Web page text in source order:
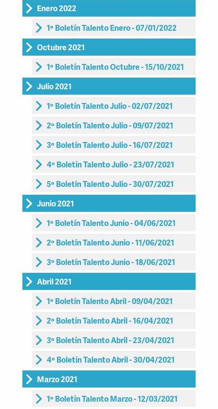
Enero 2022
1º Boletín Talento Enero - 07/01/2022
Octubre 2021
1º Boletín Talento Octubre - 15/10/2021
Julio 2021
1º Boletín Talento Julio - 02/07/2021
2º Boletín Talento Julio - 09/07/2021
3º Boletín Talento Julio - 16/07/2021
4º Boletín Talento Julio - 23/07/2021
5º Boletín Talento Julio - 30/07/2021
Junio 2021
1º Boletín Talento Junio - 04/06/2021
2º Boletín Talento Junio - 11/06/2021
3º Boletín Talento Junio - 18/06/2021
Abril 2021
1º Boletín Talento Abril - 09/04/2021
2º Boletín Talento Abril - 16/04/2021
3º Boletín Talento Abril - 23/04/2021
4º Boletín Talento Abril - 30/04/2021
Marzo 2021
1º Boletín Talento Marzo - 12/03/2021